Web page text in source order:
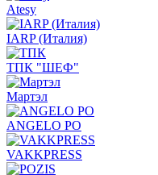
Atesy
IARP (Италия)
ТПК "ШЕФ"
Мартэл
ANGELO PO
VAKKPRESS